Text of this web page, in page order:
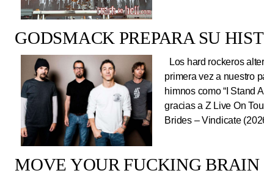
GODSMACK PREPARA SU
Los hard rockeros
primera vez a nuestro
himnos como “I Stand
gracias a Z Live On
Brides – Vindicate
MOVE YOUR FUCKING BRAIN